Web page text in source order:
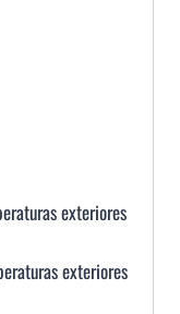
exteriores
exteriores